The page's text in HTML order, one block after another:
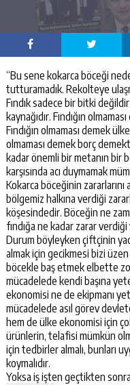
“Bu sene kokarca böceği
tutturamadık. Rekolteye
Fındık sadece bir bitki
kaynağıdır. Fındığın
Fındığın olmaması demek
olmaması demek borç
kadar önemli bir metanın bir
karşısında acı duymamak
Kokarca böceğinin
bölgemiz halkına verdiği
köşesindedir. Böceğin ne
fındığa ne kadar zarar
Durum böyleyken çiftçinin
almak için gecikmesi bizi
böcekle baş etmek elbette
mücadelede kendi başına
ekonomisi ne de ekipmanı
mücadelede asıl görev
hem de ülke ekonomisi için
ürünlerin, telafisi mümkün
için tedbirler almalı, bunları
koymalıdır.
Yoksa iş işten geçtikten